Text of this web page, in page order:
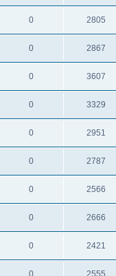
0 2805
0 2867
0 3607
0 3329
0 2951
0 2787
0 2566
0 2666
0 2421
0 2555